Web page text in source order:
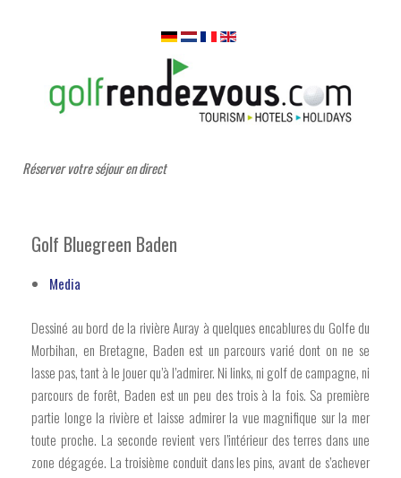
Réserver votre séjour en direct
Golf Bluegreen Baden
Media
Dessiné au bord de la rivière Auray à quelques encablures du Golfe du
Morbihan, en Bretagne, Baden est un parcours varié dont on ne se
lasse pas, tant à le jouer qu’à l’admirer. Ni links, ni golf de campagne, ni
parcours de forêt, Baden est un peu des trois à la fois. Sa première
partie longe la rivière et laisse admirer la vue magnifique sur la mer
toute proche. La seconde revient vers l’intérieur des terres dans une
zone dégagée. La troisième conduit dans les pins, avant de s’achever